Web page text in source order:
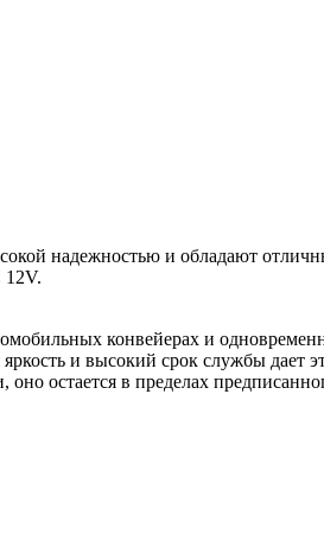
надежностью и обладают
конвейерах и
и высокий срок службы
остается в пределах